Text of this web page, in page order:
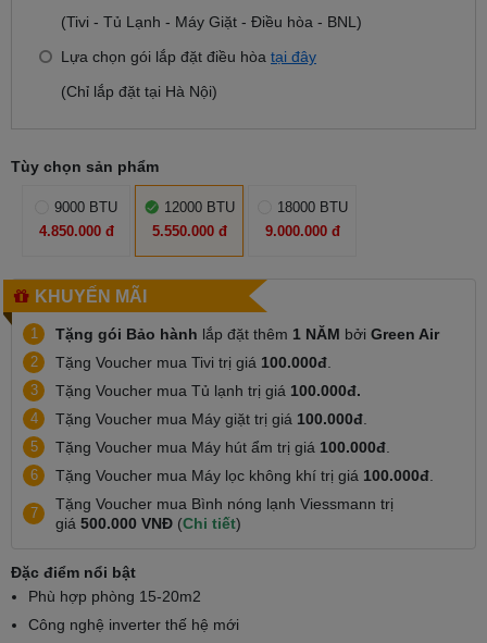
(Tivi - Tủ Lạnh - Máy Giặt - Điều hòa - BNL)
Lựa chọn gói lắp đặt điều hòa tại đây
(Chỉ lắp đặt tại Hà Nội)
Tùy chọn sản phẩm
9000 BTU
4.850.000 đ
12000 BTU
5.550.000 đ
18000 BTU
9.000.000 đ
KHUYẾN MÃI
1 Tặng gói Bảo hành lắp đặt thêm 1 NĂM bởi Green Air
2 Tặng Voucher mua Tivi trị giá 100.000đ
3 Tặng Voucher mua Tủ lạnh trị giá 100.000đ.
4 Tặng Voucher mua Máy giặt trị giá 100.000đ
5 Tặng Voucher mua Máy hút ẩm trị giá 100.000đ
6 Tặng Voucher mua Máy lọc không khí trị giá 100.000đ
7
Tặng Voucher mua Bình nóng lạnh Viessmann trị
giá 500.000 VNĐ (Chi tiết)
Đặc điểm nổi bật
Phù hợp phòng 15-20m2
Công nghệ inverter thế hệ mới